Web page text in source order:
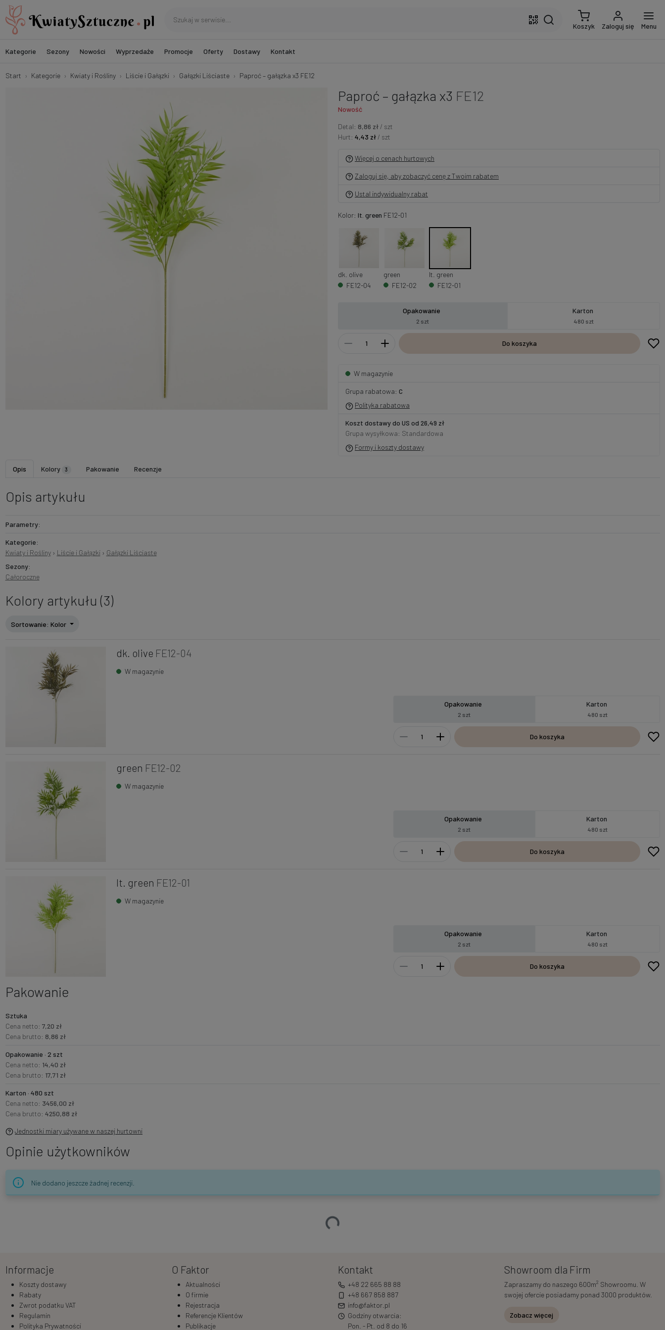
Koszyk Zaloguj się Menu
Kategorie Sezony Nowości Wyprzedaże Promocje Oferty Dostawy Kontakt
Start Kategorie Kwiaty i Rośliny Liście i Gałązki Gałązki Liściaste Paproć – gałązka x3 FE12
Paproć – gałązka x3 FE12
Nowość
Detal: 8,86 zł / szt
Hurt: 4,43 zł / szt
Więcej o cenach hurtowych
Zaloguj się, aby zobaczyć cenę z Twoim rabatem
Ustal indywidualny rabat
Kolor: lt. green FE12-01
dk. olive
FE12-04
green
FE12-02
lt. green
FE12-01
Opakowanie
2 szt
Karton
480 szt
Do koszyka
W magazynie
Grupa rabatowa: C
Polityka rabatowa
Koszt dostawy do US od 26,49 zł
Grupa wysyłkowa: Standardowa
Formy i koszty dostawy
Opis Kolory 3 Pakowanie Recenzje
Opis artykułu
Parametry:
Kategorie:
Kwiaty i Rośliny› Liście i Gałązki› Gałązki Liściaste
Sezony:
Całoroczne
Kolory artykułu (3)
Sortowanie : Kolor
dk. olive FE12-04
W magazynie
Opakowanie
2 szt
Karton
480 szt
Do koszyka
green FE12-02
W magazynie
Opakowanie
2 szt
Karton
480 szt
Do koszyka
lt. green FE12-01
W magazynie
Opakowanie
2 szt
Karton
480 szt
Do koszyka
Pakowanie
Sztuka
Cena netto: 7,20 zł
Cena brutto: 8,86 zł
Opakowanie · 2 szt
Cena netto: 14,40 zł
Cena brutto: 17,71 zł
Karton · 480 szt
Cena netto: 3456,00 zł
Cena brutto: 4250,88 zł
Jednostki miary używane w naszej hurtowni
Opinie użytkowników
Nie dodano jeszcze żadnej recenzji.
Ładowanie…
Informacje
Koszty dostawy
Rabaty
Zwrot podatku VAT
Regulamin
Polityka Prywatności
O Faktor
Aktualności
O firmie
Rejestracja
Referencje Klientów
Publikacje
Kontakt
+48 22 665 88 88
+48 667 858 887
info@faktor.pl
Godziny otwarcia:
Pon. - Pt. od 8 do 16
Showroom dla Firm
Zapraszamy do naszego 600m2 Showroomu. W
swojej ofercie posiadamy ponad 3000 produktów.
Zobacz więcej